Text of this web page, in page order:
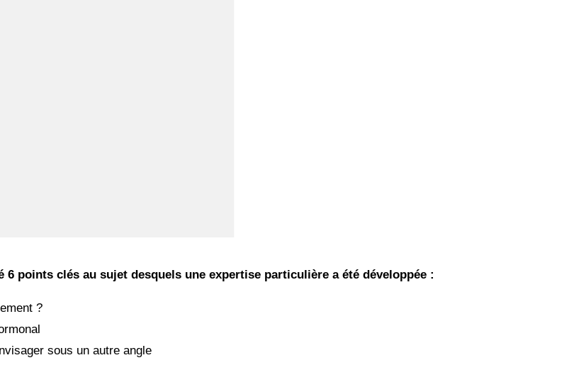
points clés au sujet desquels une expertise particulière a été développée :
?
sous un autre angle